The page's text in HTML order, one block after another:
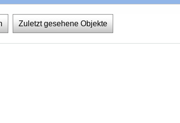
Zuletzt gesehene Objekte